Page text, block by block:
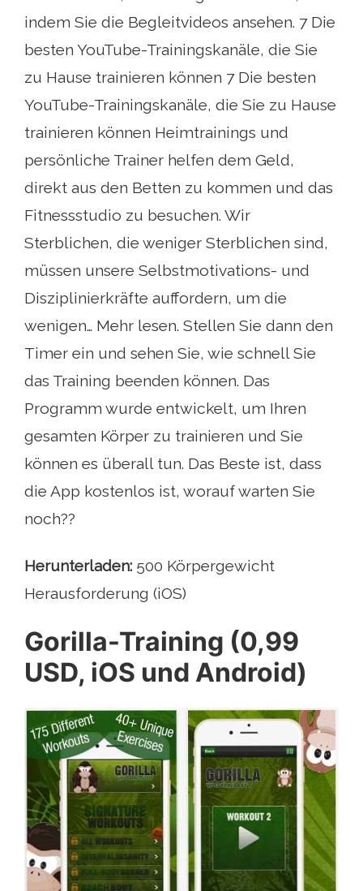
indem Sie die Begleitvideos ansehen. 7 Die
besten YouTube-Trainingskanäle, die Sie
zu Hause trainieren können 7 Die besten
YouTube-Trainingskanäle, die Sie zu Hause
trainieren können Heimtrainings und
persönliche Trainer helfen dem Geld,
direkt aus den Betten zu kommen und das
Fitnessstudio zu besuchen. Wir
Sterblichen, die weniger Sterblichen sind,
müssen unsere Selbstmotivations- und
Disziplinierkräfte auffordern, um die
wenigen… Mehr lesen. Stellen Sie dann den
Timer ein und sehen Sie, wie schnell Sie
das Training beenden können. Das
Programm wurde entwickelt, um Ihren
gesamten Körper zu trainieren und Sie
können es überall tun. Das Beste ist, dass
die App kostenlos ist, worauf warten Sie
noch??
Herunterladen: 500 Körpergewicht
Herausforderung (iOS)
Gorilla-Training (0,99
USD, iOS und Android)